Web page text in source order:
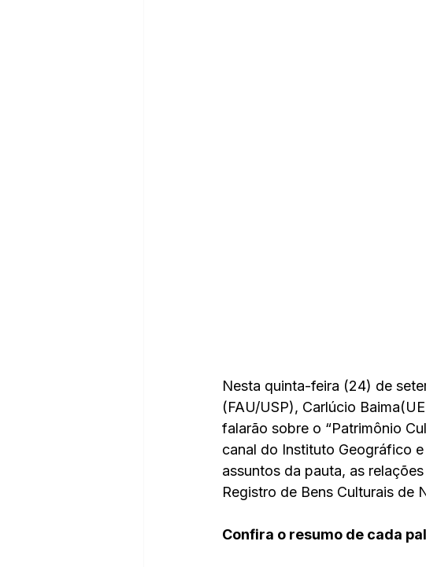
Nesta quinta-feira (24) de
(FAU/USP), Carlúcio
falarão sobre o “Patrimônio
canal do Instituto Geográfico
assuntos da pauta, as
Registro de Bens Culturais de
Confira o resumo de cada